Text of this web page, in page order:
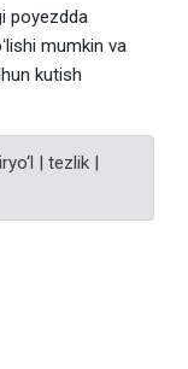
poyezdda
mumkin va
kutish
| tezlik |